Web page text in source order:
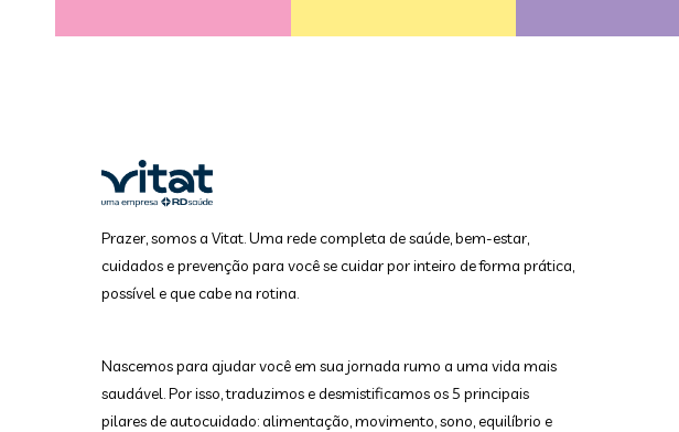
Prazer, somos a Vitat. Uma rede completa de saúde, bem-estar,
cuidados e prevenção para você se cuidar por inteiro de forma prática,
possível e que cabe na rotina.
Nascemos para ajudar você em sua jornada rumo a uma vida mais
saudável. Por isso, traduzimos e desmistificamos os 5 principais
pilares de autocuidado: alimentação, movimento, sono, equilíbrio e